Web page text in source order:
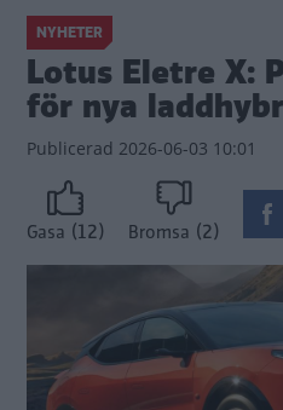
NYHETER
Lotus Eletre X:
för nya
Publicerad 2026-06-03 10:01
Gasa (12) Bromsa (2)